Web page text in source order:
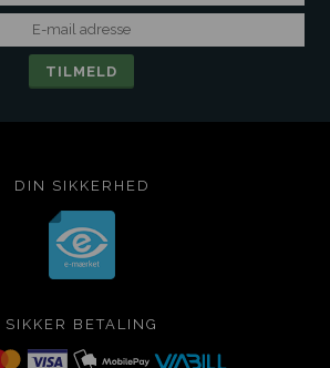
DIN SIKKERHED
SIKKER BETALING